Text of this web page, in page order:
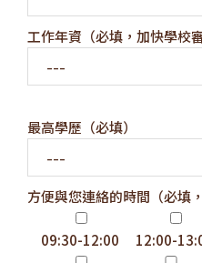
工作年資（必填，加快學校
最高學歷（必填）
方便與您連絡的時間（必填
09:30-12:00 12:00-